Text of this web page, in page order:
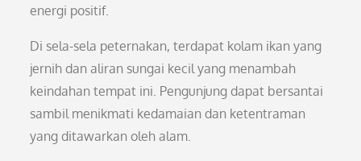
energi positif.
Di sela-sela peternakan, terdapat kolam ikan yang
jernih dan aliran sungai kecil yang menambah
keindahan tempat ini. Pengunjung dapat bersantai
sambil menikmati kedamaian dan ketentraman
yang ditawarkan oleh alam.